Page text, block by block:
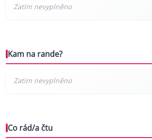
Kam na rande?
Co rád/a čtu